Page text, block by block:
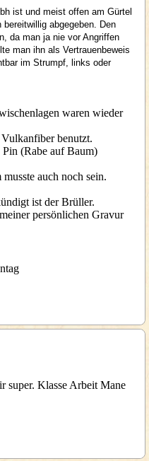
ist und meist offen am Gürtel
abgegeben. Den
da man ja nie vor Angriffen
man ihn als Vertrauenbeweis
im Strumpf, links oder
waren wieder
benutzt.
(Rabe auf Baum)
auch noch sein.
ist der Brüller.
persönlichen Gravur
super. Klasse Arbeit Mane